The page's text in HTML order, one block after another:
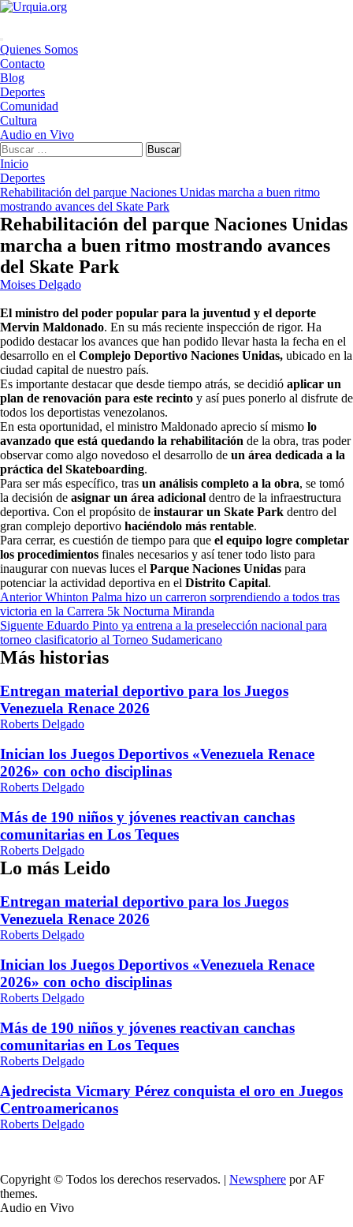
Saltar
Menú
principal
Quienes Somos
Contacto
Blog
Deportes
Comunidad
Cultura
Audio en Vivo
Buscar:
Inicio
Deportes
Rehabilitación del parque Naciones Unidas marcha a buen ritmo
mostrando avances del Skate Park
Rehabilitación del parque Naciones Unidas
marcha a buen ritmo mostrando avances
del Skate Park
Moises Delgado
El ministro del poder popular para la juventud y el deporte
Mervin Maldonado. En su más reciente inspección de rigor. Ha
podido destacar los avances que han podido llevar hasta la fecha en el
desarrollo en el Complejo Deportivo Naciones Unidas, ubicado en la
ciudad capital de nuestro país.
Es importante destacar que desde tiempo atrás, se decidió aplicar un
plan de renovación para este recinto y así pues ponerlo al disfrute de
todos los deportistas venezolanos.
En esta oportunidad, el ministro Maldonado aprecio sí mismo lo
avanzado que está quedando la rehabilitación de la obra, tras poder
observar como algo novedoso el desarrollo de un área dedicada a la
práctica del Skateboarding.
Para ser más específico, tras un análisis completo a la obra, se tomó
la decisión de asignar un área adicional dentro de la infraestructura
deportiva. Con el propósito de instaurar un Skate Park dentro del
gran complejo deportivo haciéndolo más rentable.
Para cerrar, es cuestión de tiempo para que el equipo logre completar
los procedimientos finales necesarios y así tener todo listo para
inaugurar con nuevas luces el Parque Naciones Unidas para
potenciar la actividad deportiva en el Distrito Capital.
Navegación
de
entradas
AnteriorWhinton Palma hizo un carreron sorprendiendo a todos tras
victoria en la Carrera 5k Nocturna Miranda
Siguente Eduardo Pinto ya entrena a la preselección nacional para
torneo clasificatorio al Torneo Sudamericano
Más historias
Entregan material deportivo para los Juegos
Venezuela Renace 2026
Roberts Delgado
Inician los Juegos Deportivos «Venezuela Renace
2026» con ocho disciplinas
Roberts Delgado
Más de 190 niños y jóvenes reactivan canchas
comunitarias en Los Teques
Roberts Delgado
Lo más Leido
Entregan material deportivo para los Juegos
Venezuela Renace 2026
Roberts Delgado
Inician los Juegos Deportivos «Venezuela Renace
2026» con ocho disciplinas
Roberts Delgado
Más de 190 niños y jóvenes reactivan canchas
comunitarias en Los Teques
Roberts Delgado
Ajedrecista Vicmary Pérez conquista el oro en Juegos
Centroamericanos
Roberts Delgado
Copyright © Todos los derechos reservados. | Newsphere por AF
themes.
Audio en Vivo